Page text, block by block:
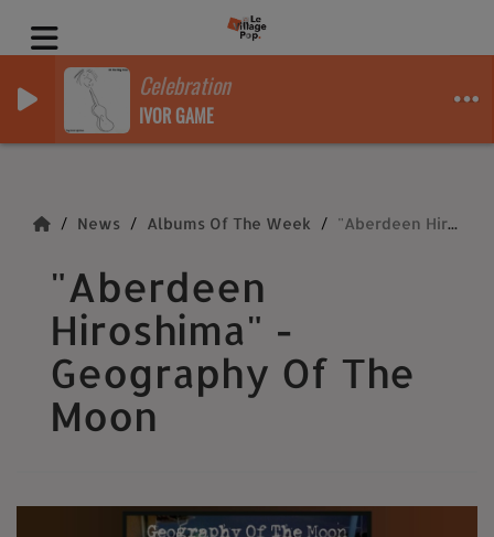
Celebration
IVOR GAME
News Albums Of The Week "Aberdeen Hiroshima" - Geography Of The Moon
"Aberdeen
Hiroshima" -
Geography Of The
Moon